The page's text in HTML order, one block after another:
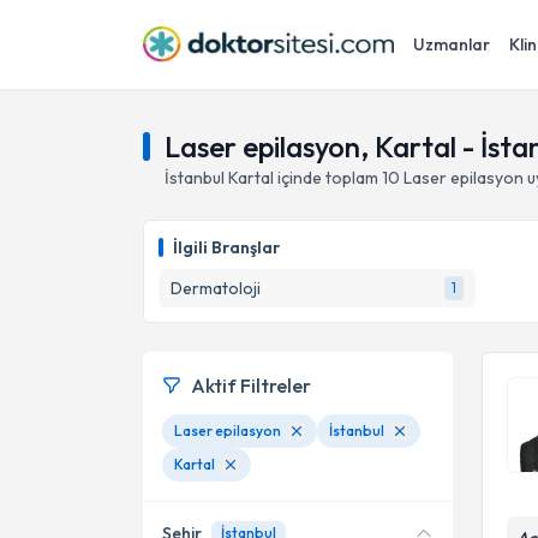
Uzmanlar
Laser epilasyon, Kartal -
İstanbul Kartal içinde toplam 10 Laser epilasyon
İlgili Branşlar
Dermatoloji
1
Aktif Filtreler
Laser epilasyon
İstanbul
Kartal
Şehir İstanbul